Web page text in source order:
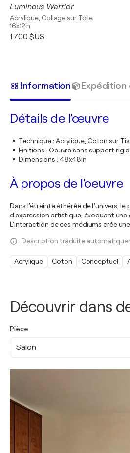
Découvrir dans
Pièce
Salon
Luminous Warrior
Acrylique, Collage sur Toile
16x12in
1 700 $US
Information
Détails de l'œuvre
Technique: Acrylique, Coton sur
Finitions : Oeuvre sans support
Dimensions : 48x48in
À propos de l'oeuvre
Dans l’étreinte éthérée de l’univers,
d'expression artistique, évoquant
L'interaction de ces médiums crée
Description traduite
Acrylique Coton Conceptuel